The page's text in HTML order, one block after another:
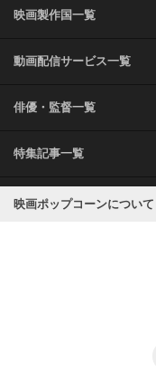
映画製作国一覧
動画配信サービス一覧
俳優・監督一覧
特集記事一覧
映画ポップコーンについて